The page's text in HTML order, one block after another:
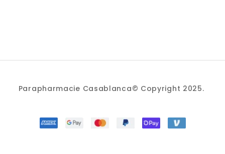
Parapharmacie Casablanca© Copyright 2025.